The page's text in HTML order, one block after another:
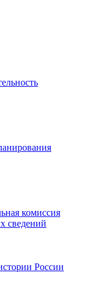
комиссия
сведений
России